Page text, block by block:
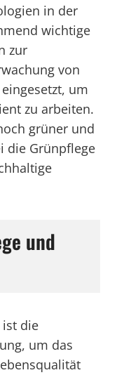
in der
wichtige
zur
von
um
zu arbeiten.
grüner und
die Grünpflege
und
ist die
um das